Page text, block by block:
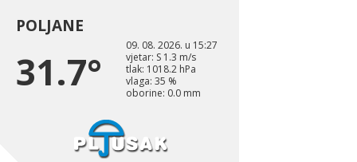
POLJANE
31.7°
09. 08. 2026. u 15:27
vjetar: S 1.3 m/s
tlak: 1018.2 hPa
vlaga: 35 %
oborine: 0.0 mm